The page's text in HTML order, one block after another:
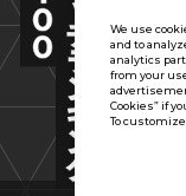
We use
and to
analytics
from your
Cookies” if
To